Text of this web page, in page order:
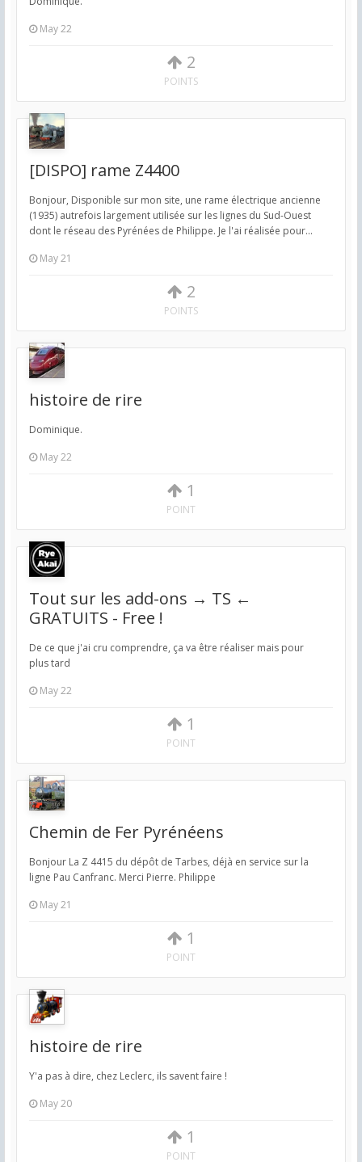
2
POINTS
May 22
2
POINTS
[DISPO] rame Z4400
Bonjour, Disponible sur mon site, une rame électrique ancienne
(1935) autrefois largement utilisée sur les lignes du Sud-Ouest
dont le réseau des Pyrénées de Philippe. Je l'ai réalisée pour...
May 21
1
POINT
histoire de rire
Dominique.
May 22
1
POINT
Tout sur les add-ons → TS ←
GRATUITS - Free !
De ce que j'ai cru comprendre, ça va être réaliser mais pour
plus tard
May 22
1
POINT
Chemin de Fer Pyrénéens
Bonjour La Z 4415 du dépôt de Tarbes, déjà en service sur la
ligne Pau Canfranc. Merci Pierre. Philippe
May 21
1
POINT
histoire de rire
Y'a pas à dire, chez Leclerc, ils savent faire !
May 20